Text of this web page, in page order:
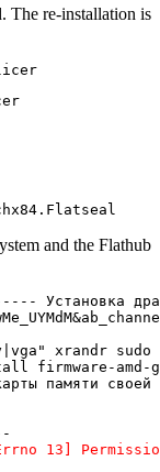
The re-installation is
and the Flathub
xrandr
firmware-
карты
13]